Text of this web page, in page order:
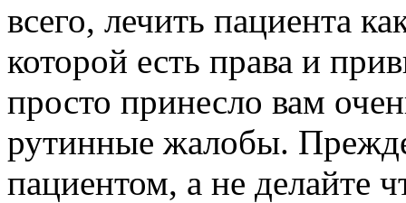
всего, лечить пациента
которой есть права и
просто принесло вам
рутинные жалобы.
пациентом, а не делайте